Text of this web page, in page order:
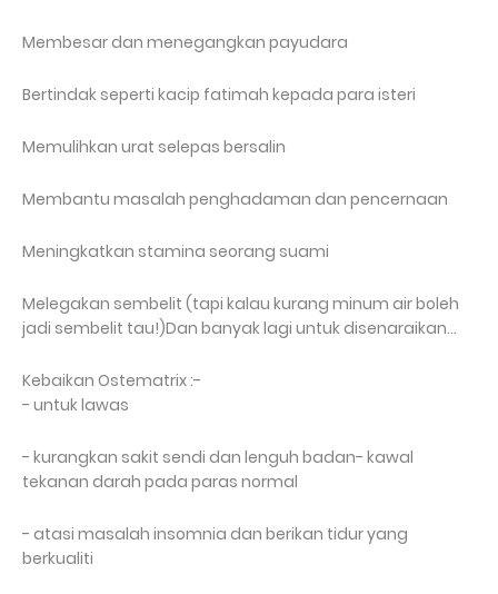
Membesar dan menegangkan payudara
Bertindak seperti kacip fatimah kepada para isteri
Memulihkan urat selepas bersalin
Membantu masalah penghadaman dan pencernaan
Meningkatkan stamina seorang suami
Melegakan sembelit (tapi kalau kurang minum air boleh
jadi sembelit tau!)Dan banyak lagi untuk disenaraikan…
Kebaikan Ostematrix :-
- untuk lawas
- kurangkan sakit sendi dan lenguh badan- kawal
tekanan darah pada paras normal
- atasi masalah insomnia dan berikan tidur yang
berkualiti